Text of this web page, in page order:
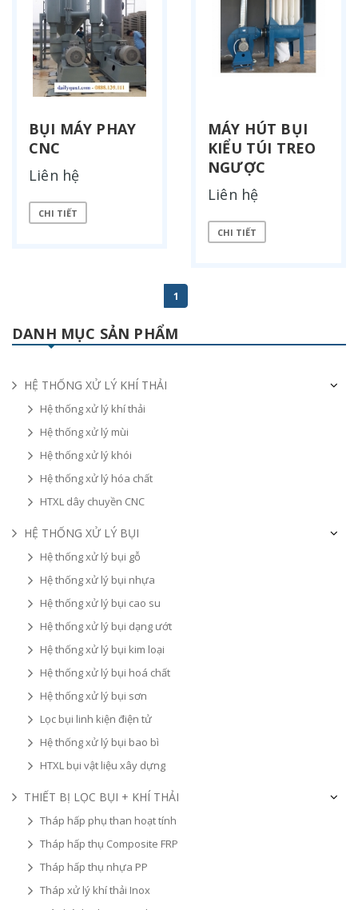
BỤI MÁY PHAY
CNC
Liên hệ
CHI TIẾT
MÁY HÚT BỤI
KIỂU TÚI TREO
NGƯỢC
Liên hệ
CHI TIẾT
1
DANH MỤC SẢN PHẨM
HỆ THỐNG XỬ LÝ KHÍ THẢI
Hệ thống xử lý khí thải
Hệ thống xử lý mùi
Hệ thống xử lý khói
Hệ thống xử lý hóa chất
HTXL dây chuyền CNC
HỆ THỐNG XỬ LÝ BỤI
Hệ thống xử lý bụi gỗ
Hệ thống xử lý bụi nhựa
Hệ thống xử lý bụi cao su
Hệ thống xử lý bụi dạng ướt
Hệ thống xử lý bụi kim loại
Hệ thống xử lý bụi hoá chất
Hệ thống xử lý bụi sơn
Lọc bụi linh kiện điện tử
Hệ thống xử lý bụi bao bì
HTXL bụi vật liệu xây dựng
THIẾT BỊ LỌC BỤI + KHÍ THẢI
Tháp hấp phụ than hoạt tính
Tháp hấp thụ Composite FRP
Tháp hấp thụ nhựa PP
Tháp xử lý khí thải Inox